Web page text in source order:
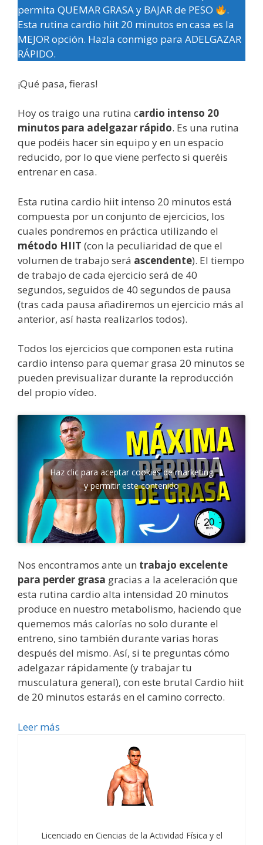
permita QUEMAR GRASA y BAJAR de PESO
.
Esta rutina cardio hiit 20 minutos en casa es la
MEJOR opción. Hazla conmigo para ADELGAZAR
RÁPIDO.
¡Qué pasa, fieras!
Hoy os traigo una rutina cardio intenso 20
minutos para adelgazar rápido. Es una rutina
que podéis hacer sin equipo y en un espacio
reducido, por lo que viene perfecto si queréis
entrenar en casa.
Esta rutina cardio hiit intenso 20 minutos está
compuesta por un conjunto de ejercicios, los
cuales pondremos en práctica utilizando el
método HIIT (con la peculiaridad de que el
volumen de trabajo será ascendente). El tiempo
de trabajo de cada ejercicio será de 40
segundos, seguidos de 40 segundos de pausa
(tras cada pausa añadiremos un ejercicio más al
anterior, así hasta realizarlos todos).
Todos los ejercicios que componen esta rutina
cardio intenso para quemar grasa 20 minutos se
pueden previsualizar durante la reproducción
del propio vídeo.
Haz clic para aceptar cookies de marketing
y permitir este contenido
Nos encontramos ante un trabajo excelente
para perder grasa gracias a la aceleración que
esta rutina cardio alta intensidad 20 minutos
produce en nuestro metabolismo, haciendo que
quememos más calorías no solo durante el
entreno, sino también durante varias horas
después del mismo. Así, si te preguntas cómo
adelgazar rápidamente (y trabajar tu
musculatura general), con este brutal Cardio hiit
de 20 minutos estarás en el camino correcto.
Leer más
Licenciado en Ciencias de la Actividad Física y el